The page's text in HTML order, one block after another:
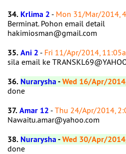
34. Krlima 2 - Mon 31/Mar/2014,
Berminat. Pohon email detail
hakimiosman@gmail.com
35.Ani 2 - Fri 11/Apr/2014,
sila email ke
36. Nurarysha-Wed 16/Apr/
done
37.Amar 12 - Thu 24/Apr/2014,
Nawaitu.amar@yahoo.com
38. Nurarysha-Wed 30/Apr/
done